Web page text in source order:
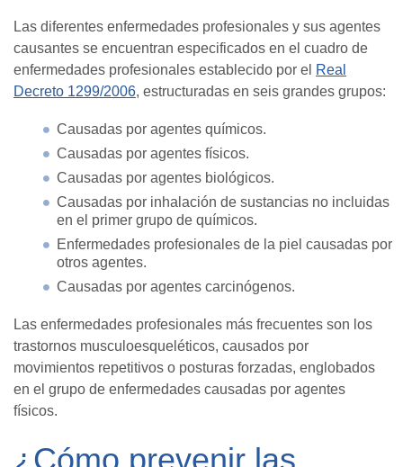
Las diferentes enfermedades profesionales y sus agentes
causantes se encuentran especificados en el cuadro de
enfermedades profesionales establecido por el Real
Decreto 1299/2006, estructuradas en seis grandes grupos:
Causadas por agentes químicos.
Causadas por agentes físicos.
Causadas por agentes biológicos.
Causadas por inhalación de sustancias no incluidas
en el primer grupo de químicos.
Enfermedades profesionales de la piel causadas por
otros agentes.
Causadas por agentes carcinógenos.
Las enfermedades profesionales más frecuentes son los
trastornos musculoesqueléticos, causados por
movimientos repetitivos o posturas forzadas, englobados
en el grupo de enfermedades causadas por agentes
físicos.